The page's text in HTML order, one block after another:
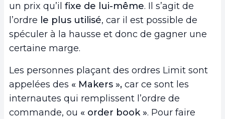
un prix qu’il fixe de lui-même. Il s’agit de
l’ordre le plus utilisé, car il est possible de
spéculer à la hausse et donc de gagner une
certaine marge.
Les personnes plaçant des ordres Limit sont
appelées des « Makers », car ce sont les
internautes qui remplissent l’ordre de
commande, ou « order book ». Pour faire